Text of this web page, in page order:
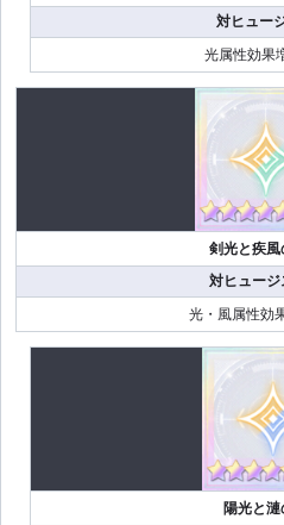
対ヒュー
光属性効果
剣光と疾風
対ヒュージ
光・風属性効
陽光と